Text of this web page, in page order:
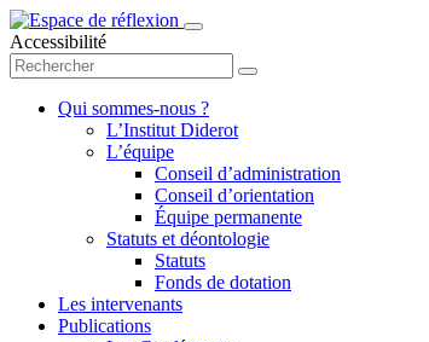
Accessibilité
Qui sommes-nous ?
L’Institut Diderot
L’équipe
Conseil d’administration
Conseil d’orientation
Équipe permanente
Statuts et déontologie
Statuts
Fonds de dotation
Les intervenants
Publications